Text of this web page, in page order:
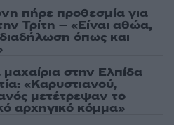
πήρε προθεσμία για
Τρίτη – «Είναι αθώα,
όπως και
στην Ελπίδα
«Καρυστιανού,
μετέτρεψαν το
αρχηγικό κόμμα»